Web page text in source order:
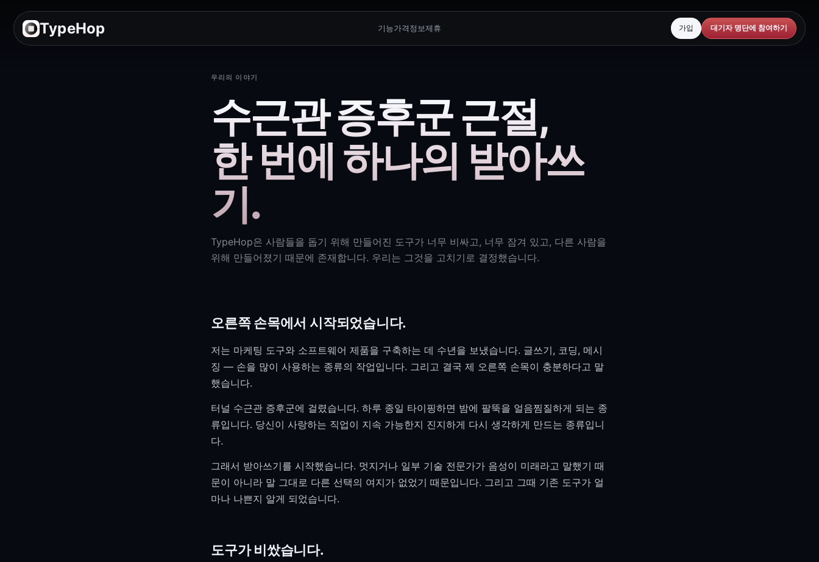
TypeHop 기능가격정보제휴 가입 대기자 명단에 참여하기
우리의 이야기
수근관 증후군 근절,
한 번에 하나의 받아쓰
기.
TypeHop은 사람들을 돕기 위해 만들어진 도구가 너무 비싸고, 너무 잠겨 있고, 다른 사람을
위해 만들어졌기 때문에 존재합니다. 우리는 그것을 고치기로 결정했습니다.
오른쪽 손목에서 시작되었습니다.
저는 마케팅 도구와 소프트웨어 제품을 구축하는 데 수년을 보냈습니다. 글쓰기, 코딩, 메시
징 — 손을 많이 사용하는 종류의 작업입니다. 그리고 결국 제 오른쪽 손목이 충분하다고 말
했습니다.
터널 수근관 증후군에 걸렸습니다. 하루 종일 타이핑하면 밤에 팔뚝을 얼음찜질하게 되는 종
류입니다. 당신이 사랑하는 직업이 지속 가능한지 진지하게 다시 생각하게 만드는 종류입니
다.
그래서 받아쓰기를 시작했습니다. 멋지거나 일부 기술 전문가가 음성이 미래라고 말했기 때
문이 아니라 말 그대로 다른 선택의 여지가 없었기 때문입니다. 그리고 그때 기존 도구가 얼
마나 나쁜지 알게 되었습니다.
도구가 비쌌습니다.